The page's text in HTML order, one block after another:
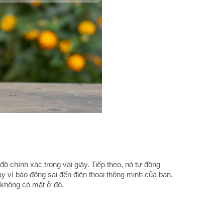
chính xác trong vài giây. Tiếp theo, nó tự động
vì báo động sai đến điện thoại thông minh của bạn.
có mặt ở đó.